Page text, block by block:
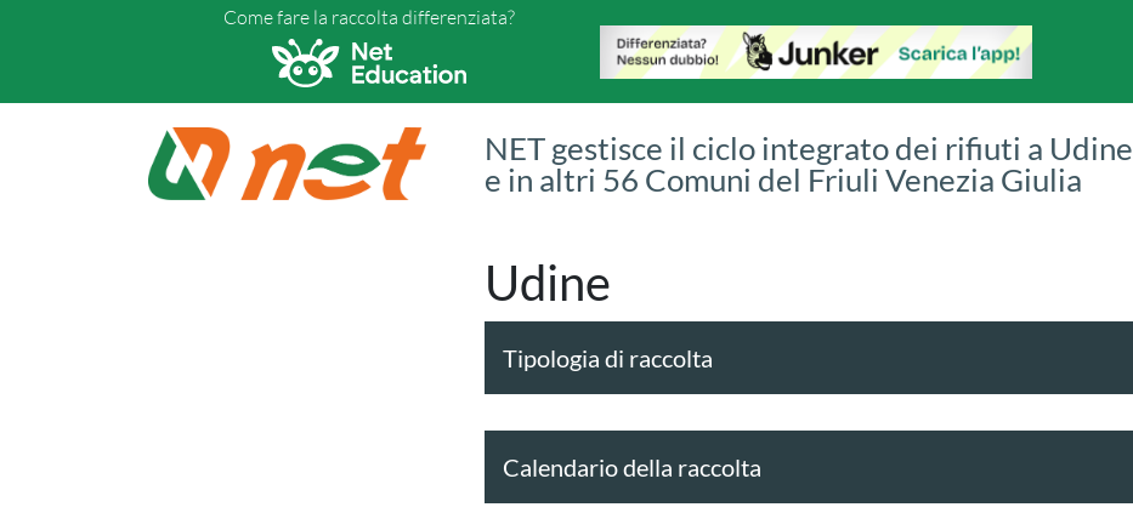
Come fare la raccolta differenziata?
NET gestisce il ciclo integrato dei rifiuti a Udine
e in altri 56 Comuni del Friuli Venezia Giulia
Udine
Tipologia di raccolta
Calendario della raccolta